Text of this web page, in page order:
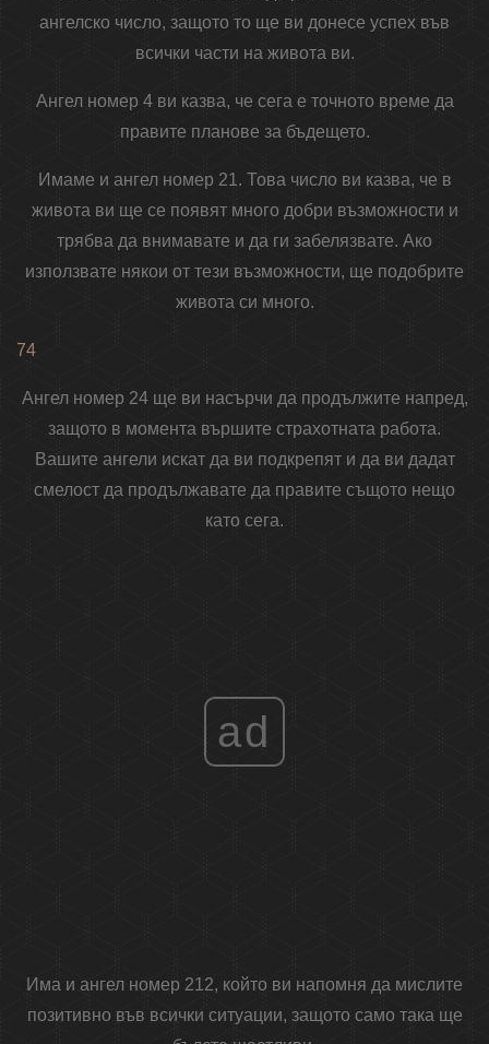
ангелско число, защото то ще ви донесе успех във
всички части на живота ви.
Ангел номер 4 ви казва, че сега е точното време да
правите планове за бъдещето.
Имаме и ангел номер 21. Това число ви казва, че в
живота ви ще се появят много добри възможности и
трябва да внимавате и да ги забелязвате. Ако
използвате някои от тези възможности, ще подобрите
живота си много.
74
Ангел номер 24 ще ви насърчи да продължите напред,
защото в момента вършите страхотната работа.
Вашите ангели искат да ви подкрепят и да ви дадат
смелост да продължавате да правите същото нещо
като сега.
ad
Има и ангел номер 212, който ви напомня да мислите
позитивно във всички ситуации, защото само така ще